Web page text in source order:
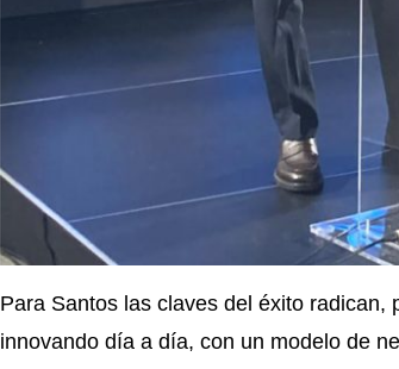
Para Santos las claves del éxito
innovando día a día, con un modelo de